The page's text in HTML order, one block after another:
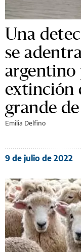
Una
se
argentino
extinción
grande
Emilia Delfino
9 de julio de 2022